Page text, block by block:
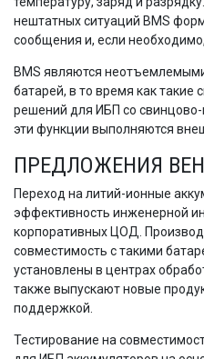
нештатных ситуаций BMS
сообщения и, если
BMS являются
батарей, в то время как такие
решений для ИБП со
эти функции выполняются
ПРЕДЛОЖЕНИЯ
Переход на литий-ионные
эффективность инженерной
корпоративных ЦОД.
совместимость с такими
установлены в центрах
также выпускают новые
поддержкой.
Тестирование на